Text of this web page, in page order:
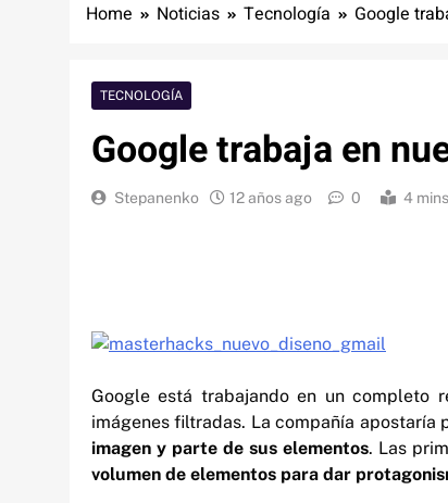
Home Noticias Tecnología Google
TECNOLOGÍA
Google trabaja en
Stepanenko 12 años ago 0 4 mins
Google está trabajando en un completo
imágenes filtradas. La compañía apostaría
imagen y parte de sus elementos. Las
volumen de elementos para dar